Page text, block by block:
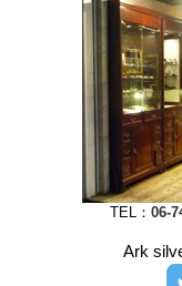
TEL： 06-
Ark